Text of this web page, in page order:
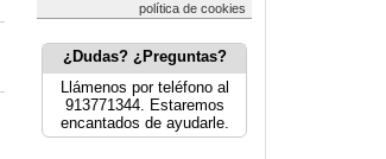
política de cookies
¿Dudas? ¿Preguntas?
Llámenos por teléfono al
913771344. Estaremos
encantados de ayudarle.